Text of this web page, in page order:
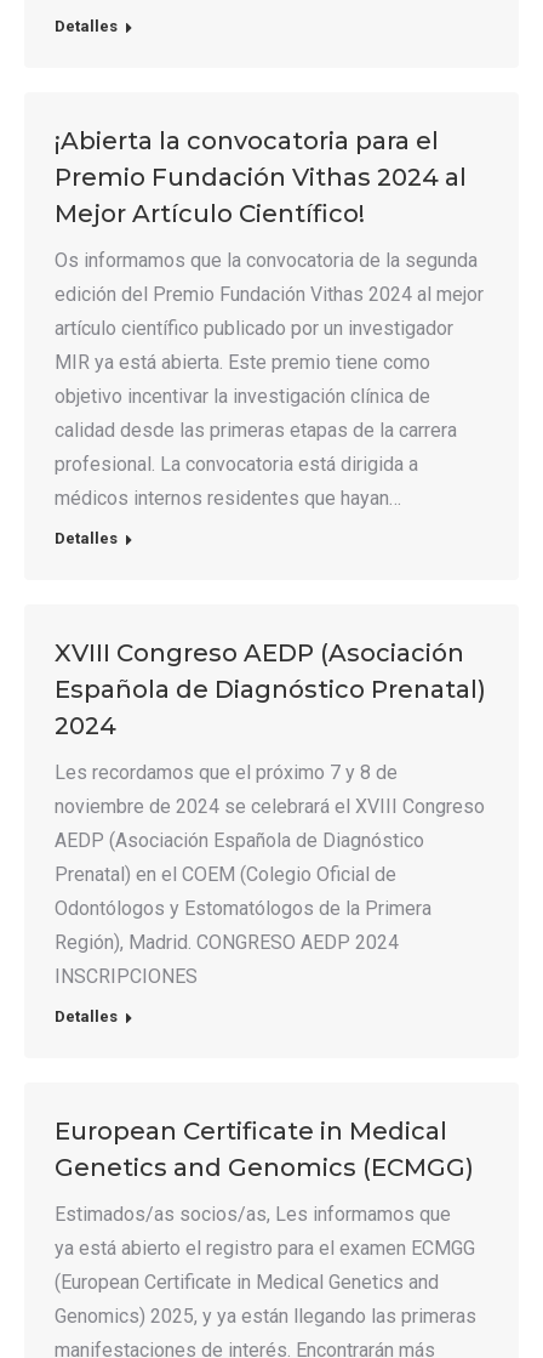
Detalles
¡Abierta la convocatoria para el
Premio Fundación Vithas 2024 al
Mejor Artículo Científico!
Os informamos que la convocatoria de la segunda
edición del Premio Fundación Vithas 2024 al mejor
artículo científico publicado por un investigador
MIR ya está abierta. Este premio tiene como
objetivo incentivar la investigación clínica de
calidad desde las primeras etapas de la carrera
profesional. La convocatoria está dirigida a
médicos internos residentes que hayan…
Detalles
XVIII Congreso AEDP (Asociación
Española de Diagnóstico Prenatal)
2024
Les recordamos que el próximo 7 y 8 de
noviembre de 2024 se celebrará el XVIII Congreso
AEDP (Asociación Española de Diagnóstico
Prenatal) en el COEM (Colegio Oficial de
Odontólogos y Estomatólogos de la Primera
Región), Madrid. CONGRESO AEDP 2024
INSCRIPCIONES
Detalles
European Certificate in Medical
Genetics and Genomics (ECMGG)
Estimados/as socios/as, Les informamos que
ya está abierto el registro para el examen ECMGG
(European Certificate in Medical Genetics and
Genomics) 2025, y ya están llegando las primeras
manifestaciones de interés. Encontrarán más